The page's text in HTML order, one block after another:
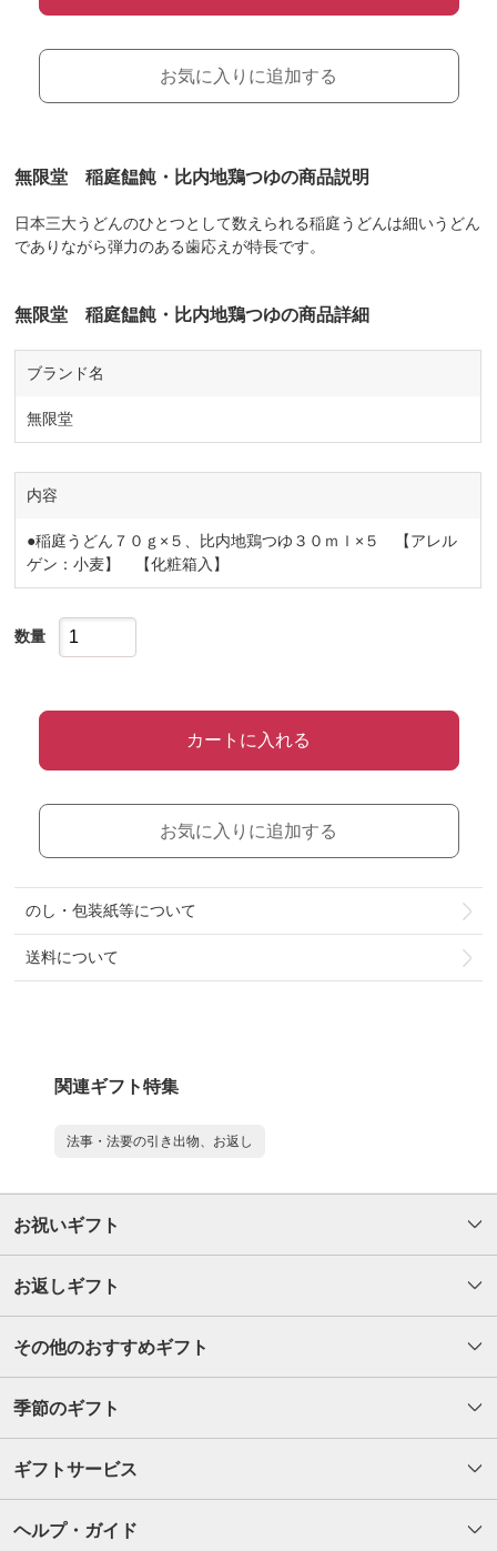
お気に入りに追加する
無限堂 稲庭饂飩・比内地鶏つゆの商品説明
日本三大うどんのひとつとして数えられる稲庭うどんは細いうどん
でありながら弾力のある歯応えが特長です。
無限堂 稲庭饂飩・比内地鶏つゆの商品詳細
ブランド名
無限堂
内容
●稲庭うどん７０ｇ×５、比内地鶏つゆ３０ｍｌ×５ 【アレル
ゲン：小麦】 【化粧箱入】
数量
カートに入れる
お気に入りに追加する
のし・包装紙等について
送料について
関連ギフト特集
法事・法要の引き出物、お返し
お祝いギフト
お返しギフト
その他のおすすめギフト
季節のギフト
ギフトサービス
ヘルプ・ガイド